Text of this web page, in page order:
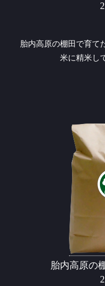
胎内高原の棚田で育て
米に精米し
胎内高原の